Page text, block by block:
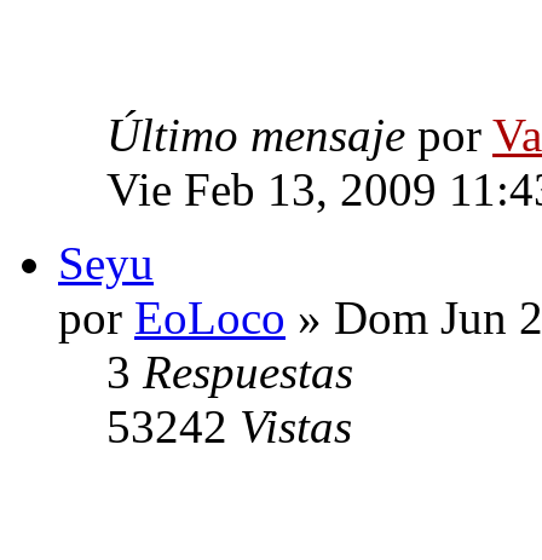
Último mensaje por
Vie Feb 13, 2009
Seyu
por EoLoco » Dom Jun
3 Respuestas
53242 Vistas